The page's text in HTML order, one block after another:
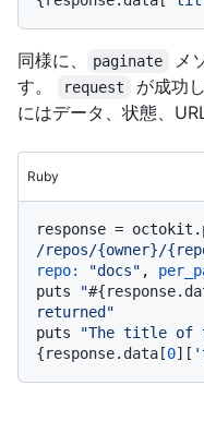
同様に、 paginate
メ
す。
request が成功
にはデータ、状態、
Ruby
response =
/repos/{owner}/
repo:
"docs" ,
puts
"
returned"
puts
"The title of
{response.data[0][